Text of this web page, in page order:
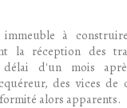
à
la réception des
délai d'un mois
des vices de
alors apparents.